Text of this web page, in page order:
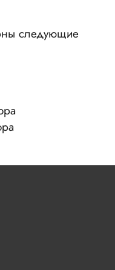
следующие